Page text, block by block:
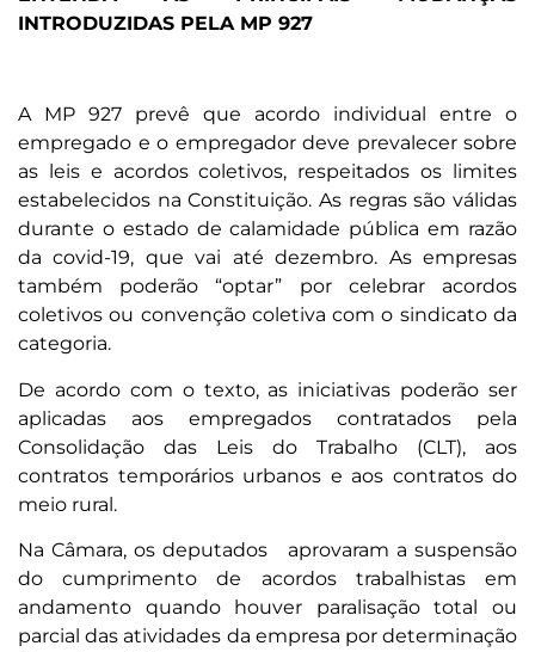
INTRODUZIDAS PELA MP 927
A MP 927 prevê que acordo individual entre o
empregado e o empregador deve prevalecer sobre
as leis e acordos coletivos, respeitados os limites
estabelecidos na Constituição. As regras são válidas
durante o estado de calamidade pública em razão
da covid-19, que vai até dezembro. As empresas
também poderão “optar” por celebrar acordos
coletivos ou convenção coletiva com o sindicato da
categoria.
De acordo com o texto, as iniciativas poderão ser
aplicadas aos empregados contratados pela
Consolidação das Leis do Trabalho (CLT), aos
contratos temporários urbanos e aos contratos do
meio rural.
Na Câmara, os deputados aprovaram a suspensão
do cumprimento de acordos trabalhistas em
andamento quando houver paralisação total ou
parcial das atividades da empresa por determinação